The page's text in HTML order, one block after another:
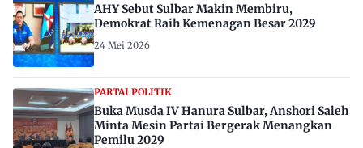
AHY Sebut Sulbar Makin Membiru,
Demokrat Raih Kemenagan Besar 2029
24 Mei 2026
PARTAI POLITIK
Buka Musda IV Hanura Sulbar, Anshori Saleh
Minta Mesin Partai Bergerak Menangkan
Pemilu 2029